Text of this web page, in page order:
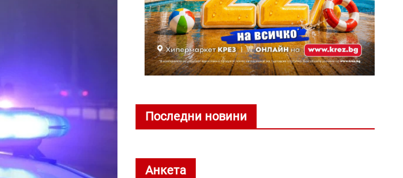
Последни новини
Анкета